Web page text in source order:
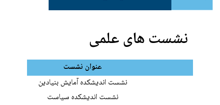
نشست های علمی
عنوان نشست
نشست اندیشکده آمایش بنیادین
نشست اندیشکده سیاست